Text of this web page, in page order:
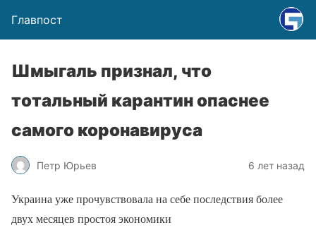
Главпост
Шмыгаль признал, что
тотальный карантин опаснее
самого коронавируса
Петр Юрьев 6 лет назад
Украина уже прочувствовала на себе последствия более
двух месяцев простоя экономики